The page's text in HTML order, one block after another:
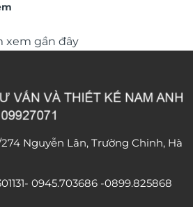
750.000 ₫
xem gần đây
Nguyễn Lân, Trường Chinh, Hà
- 0945.703686 -0899.825868